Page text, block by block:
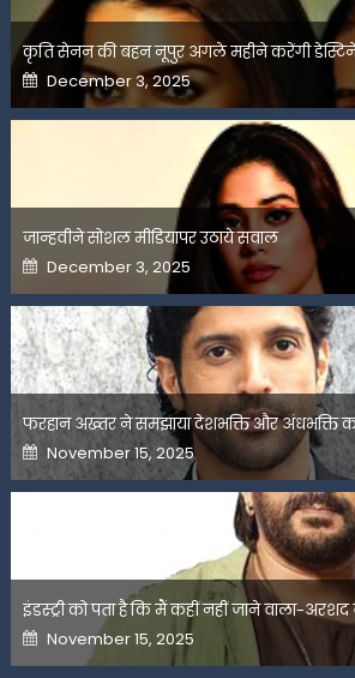
कृति सेनन की बहन नूपुर अगले महीने करेंगी
Posted
on
December 3, 2025
जान्हवीने सोशल मीडियापर उठाये सवाल
Posted
on
December 3, 2025
फरहान अख्तर ने समझाया देशभक्ति और अंधभक्ति
Posted
on
November 15, 2025
इंडस्ट्री को पता है कि मैं कहीं नहीं जाने वाला-अरशद
Posted
on
November 15, 2025